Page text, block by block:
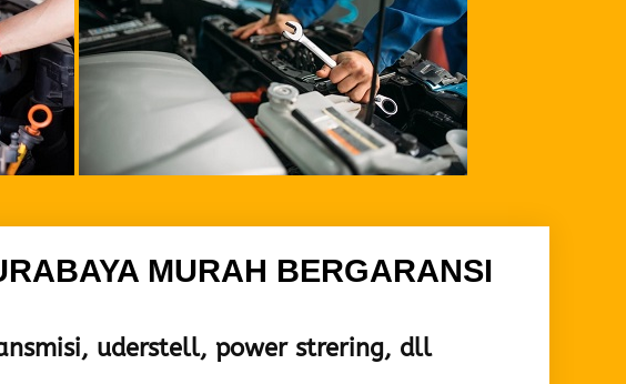
MURAH BERGARANSI
uderstell, power strering, dll